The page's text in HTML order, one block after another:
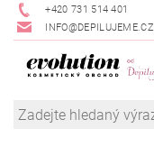
+420 731 514 401
INFO@DEPILUJEME.CZ